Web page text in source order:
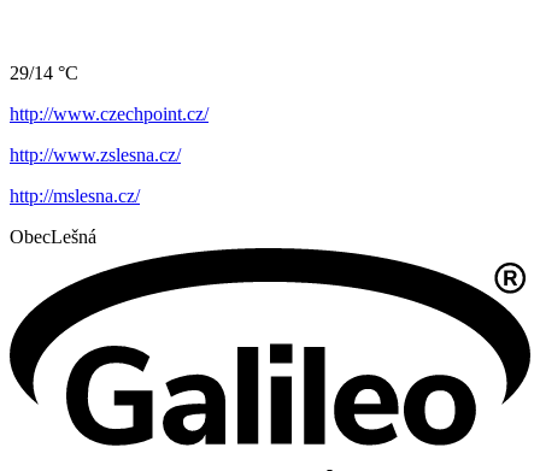
29/14 °C
http://www.czechpoint.cz/
http://www.zslesna.cz/
http://mslesna.cz/
ObecLešná